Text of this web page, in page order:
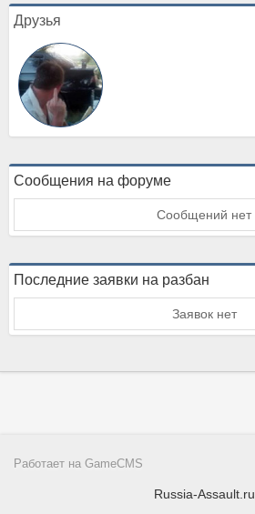
Друзья
Сообщения на форуме
Сообщений нет
Последние заявки на разбан
Заявок нет
Работает на GameCMS
Russia-Assault.ru